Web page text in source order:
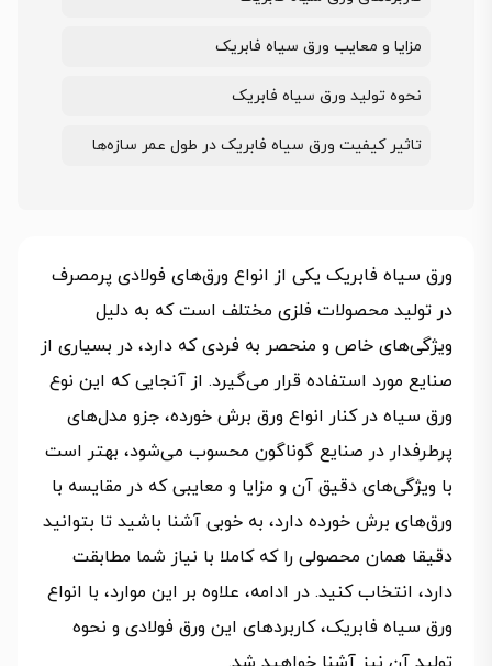
مزایا و معایب ورق سیاه فابریک
نحوه تولید ورق سیاه فابریک
تاثیر کیفیت ورق سیاه فابریک در طول عمر سازه‌ها
ورق سیاه فابریک یکی از انواع ورق‌های فولادی پرمصرف
در تولید محصولات فلزی مختلف است که به دلیل
ویژگی‌های خاص و منحصر به فردی که دارد، در بسیاری از
صنایع مورد استفاده قرار می‌گیرد. از آنجایی که این نوع
ورق سیاه در کنار انواع ورق برش خورده، جزو مدل‌های
پرطرفدار در صنایع گوناگون محسوب می‌شود، بهتر است
با ویژگی‌های دقیق آن و مزایا و معایبی که در مقایسه با
ورق‌های برش خورده دارد، به خوبی آشنا باشید تا بتوانید
دقیقا همان محصولی را که کاملا با نیاز شما مطابقت
دارد، انتخاب کنید. در ادامه، علاوه بر این موارد، با انواع
ورق سیاه فابریک، کاربردهای این ورق فولادی و نحوه